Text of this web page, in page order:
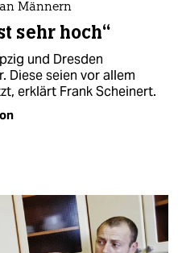
Männern
sehr hoch“
und Dresden
Diese seien vor allem
erklärt Frank Scheinert.